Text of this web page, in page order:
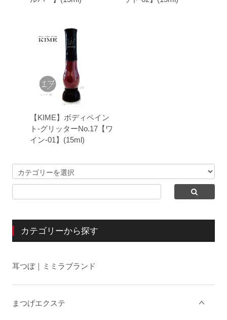
【KIME】ボディペイン
ト-グリッターNo.17【ワ
イン-01】(15ml)
カテゴリーから探す
耳つぼ｜ミミラブランド
まつげエクステ